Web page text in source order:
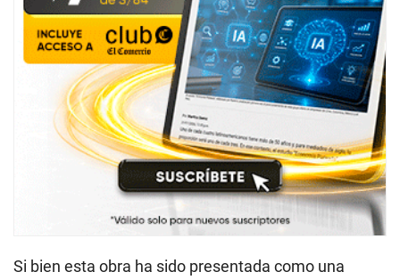
Si bien esta obra ha sido presentada como una